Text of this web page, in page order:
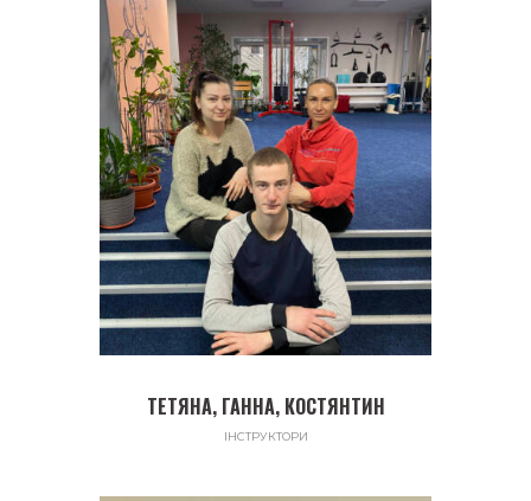
ТЕТЯНА, ГАННА, КОСТЯНТИН
ІНСТРУКТОРИ